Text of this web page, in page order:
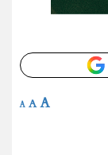
A A A